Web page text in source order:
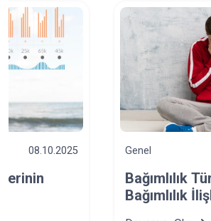
Genel
Bağımlılık Türleri Nelerdir?
Bağımlılık İlişkisi Nasıldır?